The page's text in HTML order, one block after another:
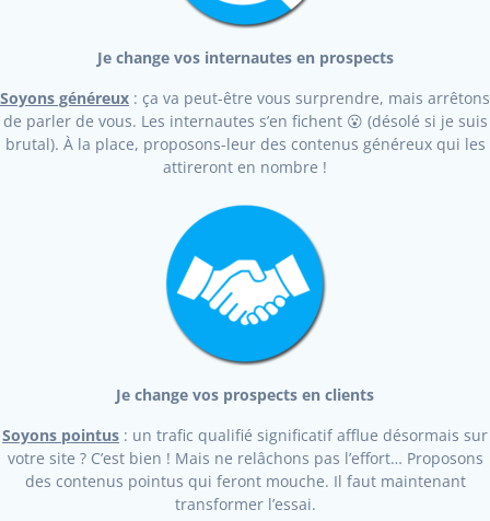
Je change vos internautes en prospects
Soyons généreux : ça va peut-être vous surprendre, mais arrêtons
de parler de vous. Les internautes s’en fichent 😮 (désolé si je suis
brutal). À la place, proposons-leur des contenus généreux qui les
attireront en nombre !
Je change vos prospects en clients
Soyons pointus : un trafic qualifié significatif afflue désormais sur
votre site ? C’est bien ! Mais ne relâchons pas l’effort… Proposons
des contenus pointus qui feront mouche. Il faut maintenant
transformer l’essai.